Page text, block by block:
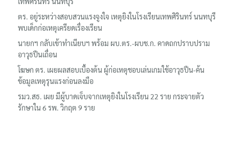
ตร. อยู่ระหว่างสอบสวนแรงจูงใจ เหตุยิงในโรงเรียนเทพศิรินทร์ นนทบุรี
พบเด็กก่อเหตุเครียดเรื่องเรียน
นายกฯ กลับเข้าทำเนียบฯ พร้อม ผบ.ตร.-ผบช.ก. คาดถกปราบปราม
อาวุธปืนเถื่อน
โฆษก ตร. เผยผลสอบเบื้องต้น ผู้ก่อเหตุชอบเล่นเกมใช้อาวุธปืน-ค้น
ข้อมูลเหตุรุนแรงก่อนลงมือ
รมว.สธ. เผย มีผู้บาดเจ็บจากเหตุยิงในโรงเรียน 22 ราย กระจายตัว
รักษาใน 6 รพ. วิกฤต 9 ราย